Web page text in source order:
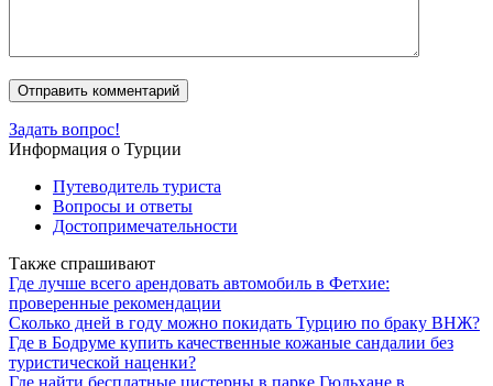
Задать вопрос!
Информация о Турции
Путеводитель туриста
Вопросы и ответы
Достопримечательности
Также спрашивают
Где лучше всего арендовать автомобиль в Фетхие:
проверенные рекомендации
Сколько дней в году можно покидать Турцию по браку ВНЖ?
Где в Бодруме купить качественные кожаные сандалии без
туристической наценки?
Где найти бесплатные цистерны в парке Гюльхане в